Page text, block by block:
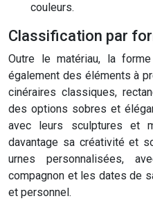
couleurs.
Classification par
Outre le matériau, la
également des éléments à
cinéraires classiques,
des options sobres et
avec leurs sculptures et
davantage sa créativité et
urnes personnalisées,
compagnon et les dates de
et personnel.